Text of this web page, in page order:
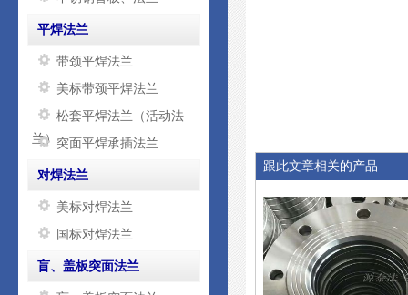
平焊法兰
带颈平焊法兰
美标带颈平焊法兰
松套平焊法兰（活动法
兰） 突面平焊承插法兰
对焊法兰
美标对焊法兰
国标对焊法兰
盲、盖板突面法兰
跟此文章相关的产品